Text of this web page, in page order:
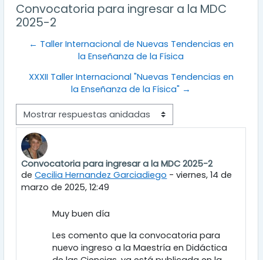
Convocatoria para ingresar a la MDC
2025-2
← Taller Internacional de Nuevas Tendencias en
la Enseñanza de la Física
XXXII Taller Internacional "Nuevas Tendencias en
la Enseñanza de la Física" →
Mostrar modo
Convocatoria para ingresar a la MDC 2025-2
deCecilia Hernandez Garciadiego -viernes, 14 de
marzo de 2025, 12:49
Número de respuestas: 0
Muy buen día
Les comento que la convocatoria para
nuevo ingreso a la Maestría en Didáctica